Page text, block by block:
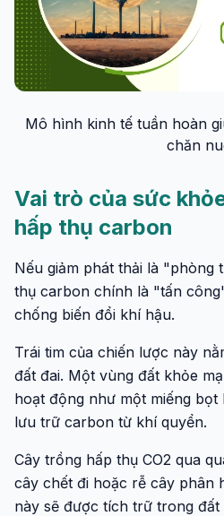
Mô hình kinh tế tuần hoàn
chăn
Vai trò của sức
hấp thụ carbon
Nếu giảm phát thải là "phòng
thụ carbon chính là "tấn
chống biến đổi khí hậu.
Trái tim của chiến lược này
đất đai. Một vùng đất khỏe
hoạt động như một miếng
lưu trữ carbon từ khí quyển.
Cây trồng hấp thụ CO2 qua
cây chết đi hoặc rễ cây phân
này sẽ được tích trữ trong đất